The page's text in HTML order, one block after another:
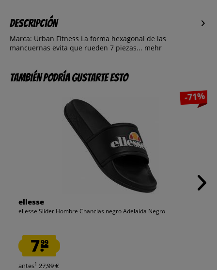
Descripción
Marca: Urban Fitness La forma hexagonal de las
mancuernas evita que rueden 7 piezas... mehr
También podría gustarte esto
-71%
ellesse
ellesse Slider Hombre Chanclas negro Adelaida Negro
7.99
antes1 27,99 €